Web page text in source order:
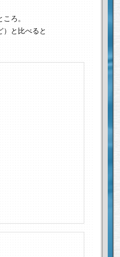
ろ。
と比べると